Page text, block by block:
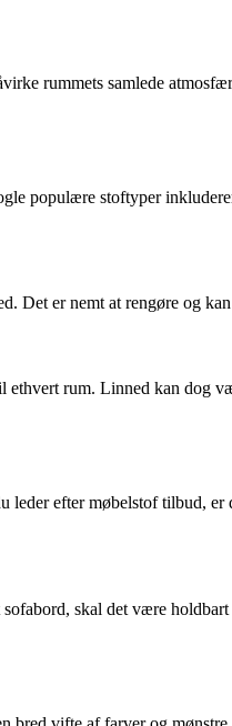
rummets samlede
populære stoftyper
Det er nemt at rengøre og
rum. Linned kan dog
efter møbelstof tilbud,
skal det være